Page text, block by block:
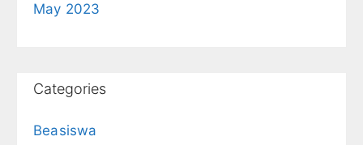
May 2023
Categories
Beasiswa